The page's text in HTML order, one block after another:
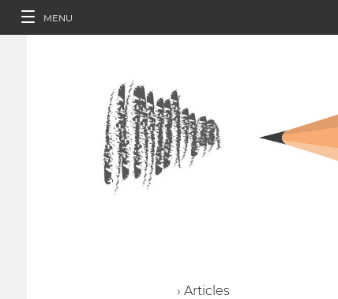
MENU
› Articles